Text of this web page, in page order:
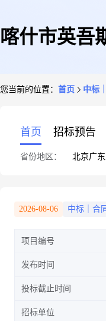
喀什市英吾
您当前的位置： 首页 中标
首页 招标预告
省份地区： 北京广东
2026-08-06 中标｜合
项目编号
发布时间
投标截止时间
招标单位